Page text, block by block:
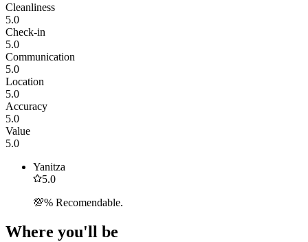
Cleanliness
5.0
Check-in
5.0
Communication
5.0
Location
5.0
Accuracy
5.0
Value
5.0
Yanitza
5.0
💯% Recomendable.
Where you'll be